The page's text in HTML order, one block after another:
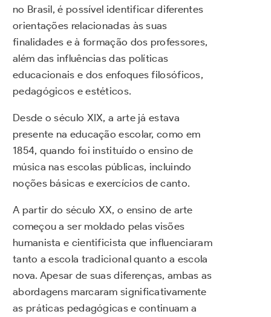
no Brasil, é possível identificar diferentes
orientações relacionadas às suas
finalidades e à formação dos professores,
além das influências das políticas
educacionais e dos enfoques filosóficos,
pedagógicos e estéticos.
Desde o século XIX, a arte já estava
presente na educação escolar, como em
1854, quando foi instituído o ensino de
música nas escolas públicas, incluindo
noções básicas e exercícios de canto.
A partir do século XX, o ensino de arte
começou a ser moldado pelas visões
humanista e cientificista que influenciaram
tanto a escola tradicional quanto a escola
nova. Apesar de suas diferenças, ambas as
abordagens marcaram significativamente
as práticas pedagógicas e continuam a